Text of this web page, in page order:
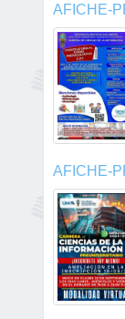
AFICHE-
AFICHE-